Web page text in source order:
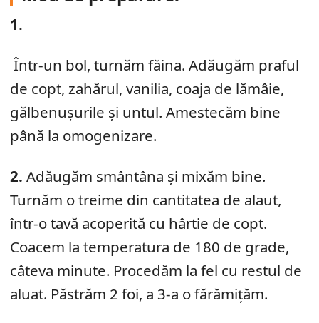
1.
Într-un bol, turnăm făina. Adăugăm praful
de copt, zahărul, vanilia, coaja de lămâie,
gălbenușurile și untul. Amestecăm bine
până la omogenizare.
2. Adăugăm smântâna și mixăm bine.
Turnăm o treime din cantitatea de alaut,
într-o tavă acoperită cu hârtie de copt.
Coacem la temperatura de 180 de grade,
câteva minute. Procedăm la fel cu restul de
aluat. Păstrăm 2 foi, a 3-a o fărămițăm.